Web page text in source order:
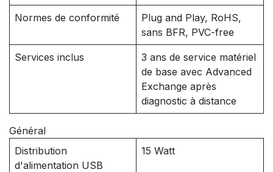
Normes de conformité
Plug and Play, RoHS,
sans BFR, PVC-free
Services inclus
3 ans de service matériel
de base avec Advanced
Exchange après
diagnostic à distance
Général
Distribution
d'alimentation USB
15 Watt